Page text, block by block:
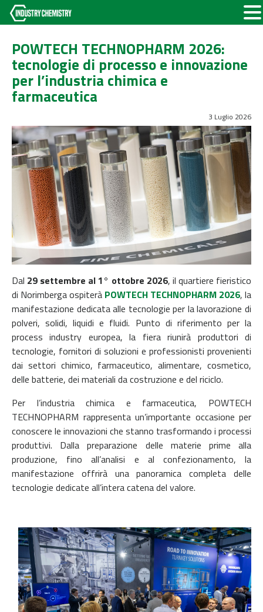
POWTECH TECHNOPHARM 2026:
tecnologie di processo e innovazione
per l’industria chimica e
farmaceutica
3 Luglio 2026
Dal 29 settembre al 1° ottobre 2026, il quartiere fieristico
di Norimberga ospiterà POWTECH TECHNOPHARM 2026, la
manifestazione dedicata alle tecnologie per la lavorazione di
polveri, solidi, liquidi e fluidi. Punto di riferimento per la
process industry europea, la fiera riunirà produttori di
tecnologie, fornitori di soluzioni e professionisti provenienti
dai settori chimico, farmaceutico, alimentare, cosmetico,
delle batterie, dei materiali da costruzione e del riciclo.
Per l’industria chimica e farmaceutica, POWTECH
TECHNOPHARM rappresenta un’importante occasione per
conoscere le innovazioni che stanno trasformando i processi
produttivi. Dalla preparazione delle materie prime alla
produzione, fino all’analisi e al confezionamento, la
manifestazione offrirà una panoramica completa delle
tecnologie dedicate all’intera catena del valore.